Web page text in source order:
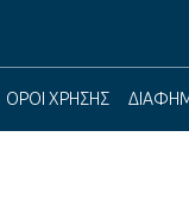
ΟΡΟΙ ΧΡΗΣΗΣ